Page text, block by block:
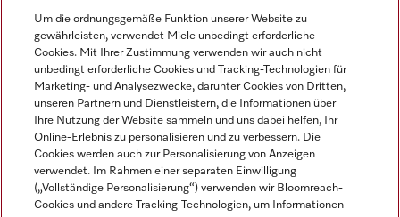
Newsletter
Miele auf Instagram
Miele auf Facebook
Miele auf Youtube
Um die ordnungsgemäße Funktion unserer Website zu
gewährleisten, verwendet Miele unbedingt erforderliche
Cookies. Mit Ihrer Zustimmung verwenden wir auch nicht
unbedingt erforderliche Cookies und Tracking-Technologien für
Marketing- und Analysezwecke, darunter Cookies von Dritten,
unseren Partnern und Dienstleistern, die Informationen über
Ihre Nutzung der Website sammeln und uns dabei helfen, Ihr
Online-Erlebnis zu personalisieren und zu verbessern. Die
Cookies werden auch zur Personalisierung von Anzeigen
verwendet. Im Rahmen einer separaten Einwilligung
(„Vollständige Personalisierung“) verwenden wir Bloomreach-
Cookies und andere Tracking-Technologien, um Informationen